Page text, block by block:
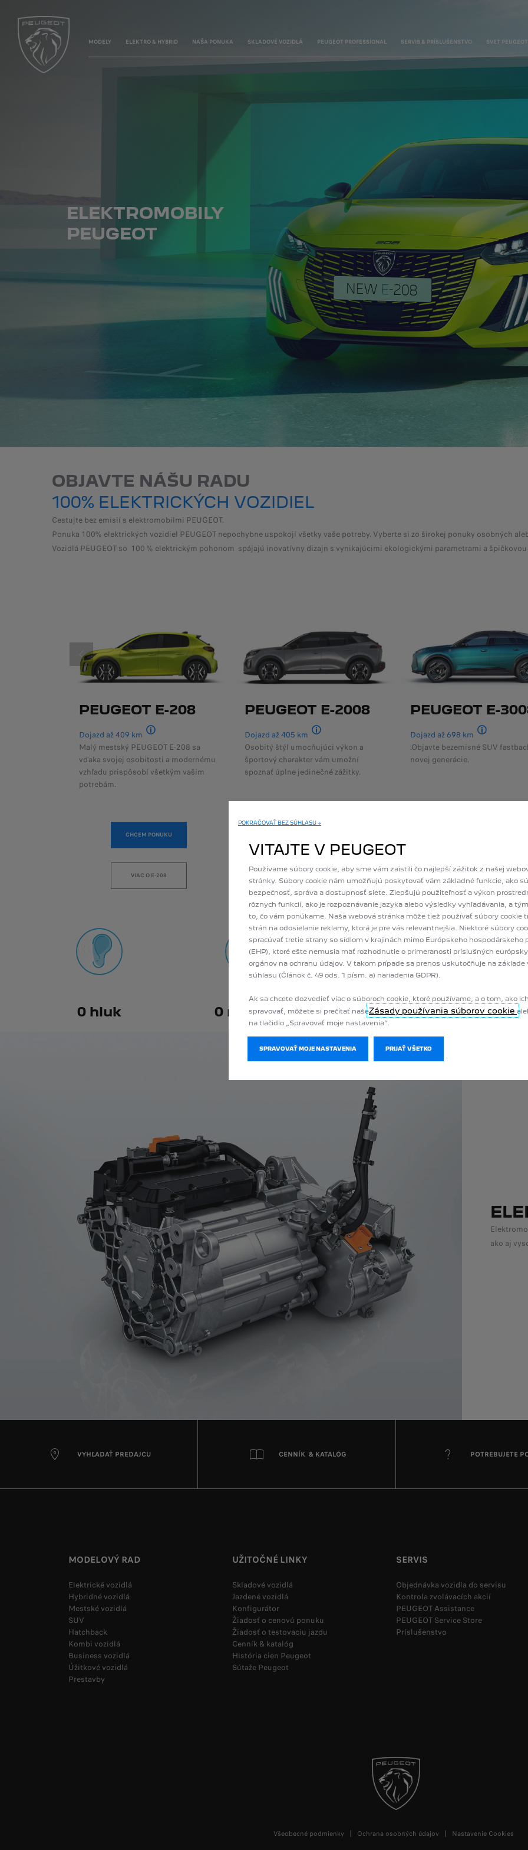
MODELY ELEKTRO & HYBRID NAŠA PONUKA SKLADOVÉ VOZIDLÁ PEUGEOT PROFESSIONAL SERVIS & PRÍSLUŠENSTVO SVET PEUGEOT
ELEKTROMOBILY
PEUGEOT
OBJAVTE NÁŠU RADU
100% ELEKTRICKÝCH VOZIDIEL
Cestujte bez emisií s elektromobilmi PEUGEOT.
Ponuka 100% elektrických vozidiel PEUGEOT nepochybne uspokojí všetky vaše potreby. Vyberte si zo širokej ponuky osobných
Vozidlá PEUGEOT so 100 % elektrickým pohonom spájajú inovatívny dizajn s vynikajúcimi ekologickými parametrami a
PREDCHÁDZAJÚCI
PEUGEOT E-208
Dojazd až 409 km
podľa WLTP
Malý mestský PEUGEOT E-208 sa
vďaka svojej osobitosti a modernému
vzhľadu prispôsobí všetkým vašim
potrebám.
PEUGEOT E-2008
Dojazd až 405 km
Podľa WLTP
Osobitý štýl umocňujúci výkon a
športový charakter vám umožní
spoznať úplne jedinečné zážitky.
PEUGEOT E-
Dojazd až 698 km
Podľa WLTP
.Objavte bezemisné SUV
novej generácie.
CHCEM PONUKU
VIAC O E-208
0 hluk 0 radenie 0 vibrácie 0
ako aj
VYHĽADAŤ PREDAJCU CENNÍK & KATALÓG POTREBUJETE
MODELOVÝ RAD
Elektrické vozidlá
Hybridné vozidlá
Mestské vozidlá
SUV
Hatchback
Kombi vozidlá
Business vozidlá
Úžitkové vozidlá
Prestavby
UŽITOČNÉ LINKY
Skladové vozidlá
Jazdené vozidlá
Konfigurátor
Žiadosť o cenovú ponuku
Žiadosť o testovaciu jazdu
Cenník & katalóg
História cien Peugeot
Sútaže Peugeot
SERVIS
Objednávka vozidla do servisu
Kontrola zvolávacích akcií
PEUGEOT Assistance
PEUGEOT Service Store
Príslušenstvo
Všeobecné podmienky Ochrana osobných údajov Nastavenie Cookies
POKRAČOVAŤ BEZ SÚHLASU →
VITAJTE V PEUGEOT
Používame súbory cookie, aby sme vám zaistili čo najlepší zážitok z našej
stránky. Súbory cookie nám umožňujú poskytovať vám základné funkcie, ako sú
bezpečnosť, správa a dostupnosť siete. Zlepšujú použiteľnosť a výkon
rôznych funkcií, ako je rozpoznávanie jazyka alebo výsledky vyhľadávania, a
to, čo vám ponúkame. Naša webová stránka môže tiež používať súbory cookie
strán na odosielanie reklamy, ktorá je pre vás relevantnejšia. Niektoré súbory
spracúvať tretie strany so sídlom v krajinách mimo Európskeho hospodárskeho
(EHP), ktoré ešte nemusia mať rozhodnutie o primeranosti príslušných
orgánov na ochranu údajov. V takom prípade sa prenos uskutočňuje na základe
súhlasu (Článok č. 49 ods. 1 písm. a) nariadenia GDPR).
Ak sa chcete dozvedieť viac o súboroch cookie, ktoré používame, a o tom, ako ich
spravovať, môžete si prečítať našeZásady používania súborov cookie
na tlačidlo „Spravovať moje nastavenia“.
SPRAVOVAŤ MOJE NASTAVENIA PRIJAŤ VŠETKO